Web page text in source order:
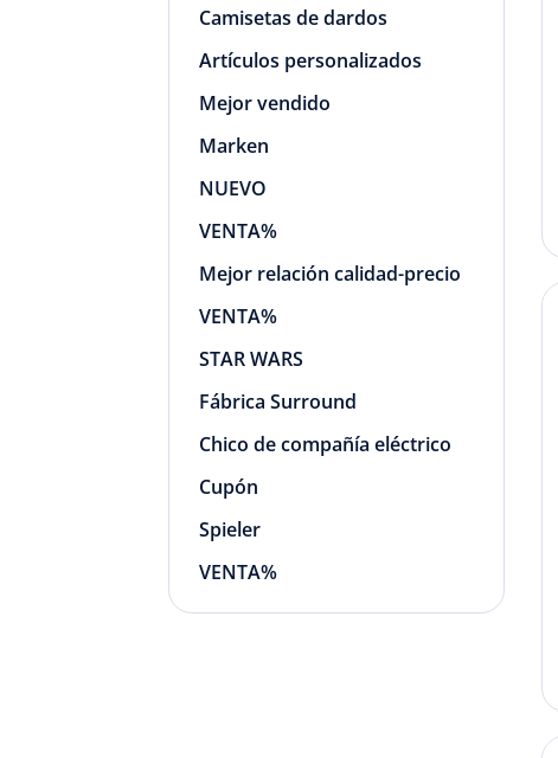
Camisetas de dardos
Artículos personalizados
Mejor vendido
Marken
NUEVO
VENTA%
Mejor relación calidad-precio
VENTA%
STAR WARS
Fábrica Surround
Chico de compañía eléctrico
Cupón
Spieler
VENTA%